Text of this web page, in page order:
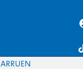
EN
RU
AR